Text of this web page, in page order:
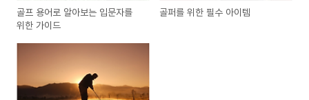
골프 용어로 알아보는 입문자를
위한 가이드
골퍼를 위한 필수 아이템